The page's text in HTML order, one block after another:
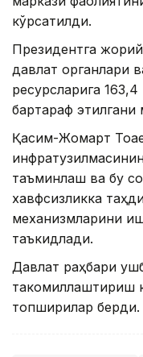
кўрсатилди.
Президентга
давлат органлари
ресурсларига
бартараф этилгани
Қасим-Жомарт
таъминлаш ва бу
хавфсизликка
механизмларини
таъкидлади.
Давлат раҳбари
такомиллаштириш
топшириқлар берди.